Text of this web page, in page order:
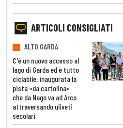
ARTICOLI CONSIGLIATI
ALTO GARDA
C'è un nuovo accesso al
lago di Garda ed è tutto
ciclabile: inaugurata la
pista «da cartolina»
che da Nago va ad Arco
attraversando uliveti
secolari